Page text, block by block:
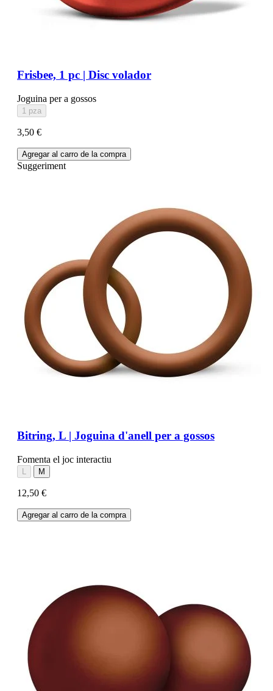
Frisbee, 1 pc | Disc volador
Joguina per a gossos
1 pza
3,50 €
Agregar al carro de la compra
Suggeriment
Bitring, L | Joguina d'anell per a gossos
Fomenta el joc interactiu
L M
12,50 €
Agregar al carro de la compra